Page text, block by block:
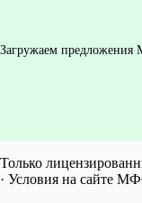
Загружаем
Только
· Условия на сайте